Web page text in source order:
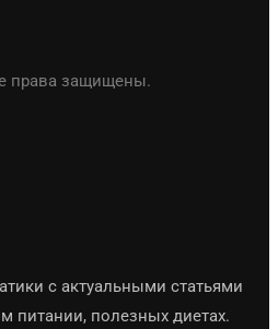
права защищены.
с актуальными статьями
питании, полезных диетах.